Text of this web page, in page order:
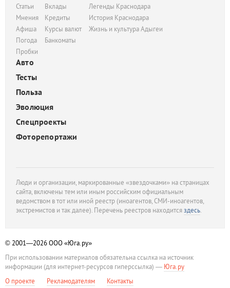
Статьи
Мнения
Афиша
Погода
Пробки
Вклады
Кредиты
Курсы валют
Банкоматы
Легенды Краснодара
История Краснодара
Жизнь и культура Адыгеи
Авто
Тесты
Польза
Эволюция
Спецпроекты
Фоторепортажи
Люди и организации, маркированные «звездочками» на страницах
сайта, включены тем или иным российским официальным
ведомством в тот или иной реестр (иноагентов, СМИ-иноагентов,
экстремистов и так далее). Перечень реестров находитсяздесь.
© 2001—2026ООО «Юга.ру»
При использовании материалов обязательна ссылка на источник
информации (для интернет-ресурсов гиперссылка) — Юга.ру
О проекте
Рекламодателям Контакты